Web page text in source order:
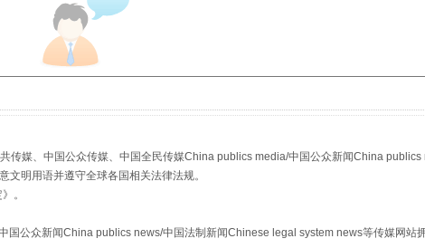
传媒、中国公众传媒、中国全民传媒China publics media/中国公众新闻China publics
明用语并遵守全球各国相关法律法规。
》。
公众新闻China publics news/中国法制新闻Chinese legal system news等传媒网站